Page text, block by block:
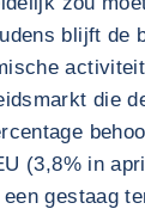
blijft de
die
(3,8% in
gestaag